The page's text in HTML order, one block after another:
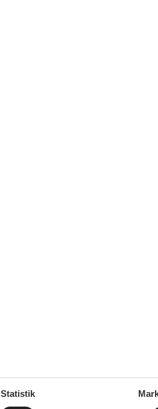
Inkl.
Mere
Statistik